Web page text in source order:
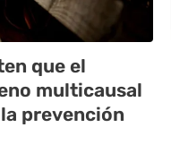
que el
multicausal
prevención